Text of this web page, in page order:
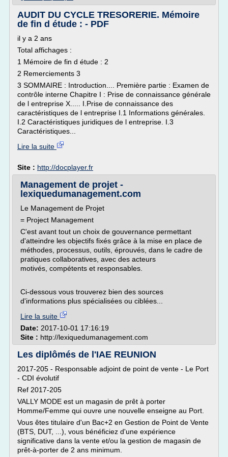
AUDIT DU CYCLE TRESORERIE. Mémoire
de fin d étude : - PDF
il y a 2 ans
Total affichages :
1 Mémoire de fin d étude : 2
2 Remerciements 3
3 SOMMAIRE : Introduction.... Première partie : Examen de
contrôle interne Chapitre I : Prise de connaissance générale
de l entreprise X..... I.Prise de connaissance des
caractéristiques de l entreprise I.1 Informations générales.
I.2 Caractéristiques juridiques de l entreprise. I.3
Caractéristiques...
Lire la suite
Site : http://docplayer.fr
Management de projet -
lexiquedumanagement.com
Le Management de Projet
= Project Management
C'est avant tout un choix de gouvernance permettant
d'atteindre les objectifs fixés grâce à la mise en place de
méthodes, processus, outils, éprouvés, dans le cadre de
pratiques collaboratives, avec des acteurs
motivés, compétents et responsables.
Ci-dessous vous trouverez bien des sources
d'informations plus spécialisées ou ciblées...
Lire la suite
Date: 2017-10-01 17:16:19
Site : http://lexiquedumanagement.com
Les diplômés de l'IAE REUNION
2017-205 - Responsable adjoint de point de vente - Le Port
- CDI évolutif
Ref 2017-205
VALLY MODE est un magasin de prêt à porter
Homme/Femme qui ouvre une nouvelle enseigne au Port.
Vous êtes titulaire d'un Bac+2 en Gestion de Point de Vente
(BTS, DUT, ...), vous bénéficiez d'une expérience
significative dans la vente et/ou la gestion de magasin de
prêt-à-porter de 2 ans minimum.